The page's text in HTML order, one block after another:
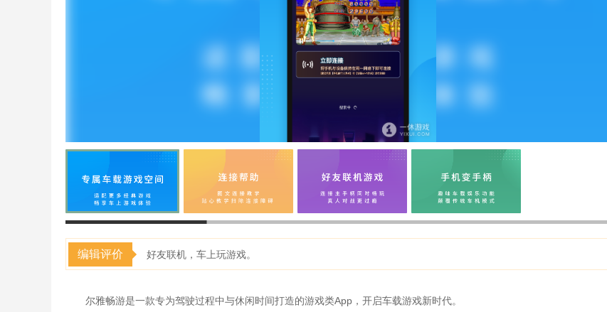
编辑评价 好友联机，车上玩游戏。
尔雅畅游是一款专为驾驶过程中与休闲时间打造的游戏类App，开启车载游戏新时代。